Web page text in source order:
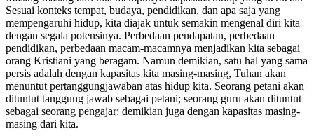
Sesuai konteks tempat, budaya, pendidikan, dan apa saja yang
mempengaruhi hidup, kita diajak untuk semakin mengenal diri kita
dengan segala potensinya. Perbedaan pendapatan, perbedaan
pendidikan, perbedaan macam-macamnya menjadikan kita sebagai
orang Kristiani yang beragam. Namun demikian, satu hal yang sama
persis adalah dengan kapasitas kita masing-masing, Tuhan akan
menuntut pertanggungjawaban atas hidup kita. Seorang petani akan
dituntut tanggung jawab sebagai petani; seorang guru akan dituntut
sebagai seorang pengajar; demikian juga dengan kapasitas masing-
masing dari kita.